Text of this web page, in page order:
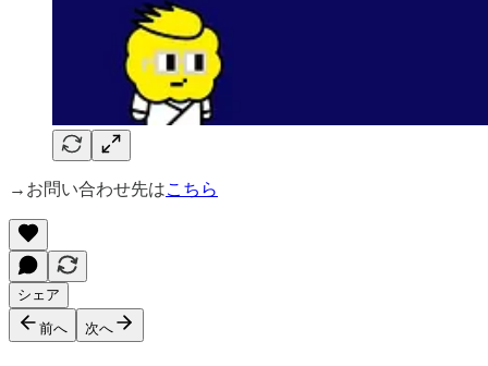
→お問い合わせ先はこちら
シェア
前へ 次へ